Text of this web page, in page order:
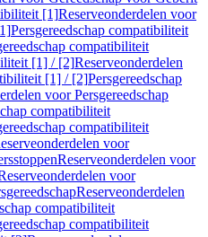
[1]Reserveonderdelen voor
Persgereedschap compatibiliteit
compatibiliteit
[1] / [2]Reserveonderdelen
[1] / [2]Persgereedschap
voor Persgereedschap
compatibiliteit
compatibiliteit
voor
Reserveonderdelen voor
voor
Reserveonderdelen
compatibiliteit
compatibiliteit